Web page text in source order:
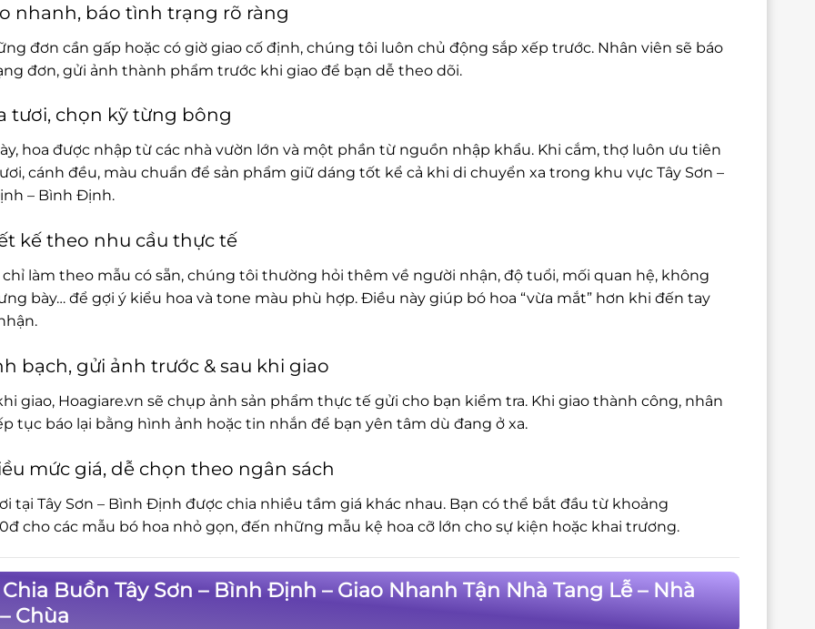
nhanh, báo tình trạng rõ ràng
đơn cần gấp hoặc có giờ giao cố định, chúng tôi luôn chủ động sắp xếp trước. Nhân viên sẽ báo
đơn, gửi ảnh thành phẩm trước khi giao để bạn dễ theo dõi.
tươi, chọn kỹ từng bông
hoa được nhập từ các nhà vườn lớn và một phần từ nguồn nhập khẩu. Khi cắm, thợ luôn ưu tiên
cánh đều, màu chuẩn để sản phẩm giữ dáng tốt kể cả khi di chuyển xa trong khu vực Tây Sơn –
– Bình Định.
kế theo nhu cầu thực tế
làm theo mẫu có sẵn, chúng tôi thường hỏi thêm về người nhận, độ tuổi, mối quan hệ, không
bày… để gợi ý kiểu hoa và tone màu phù hợp. Điều này giúp bó hoa “vừa mắt” hơn khi đến tay
bạch, gửi ảnh trước & sau khi giao
giao, Hoagiare.vn sẽ chụp ảnh sản phẩm thực tế gửi cho bạn kiểm tra. Khi giao thành công, nhân
tục báo lại bằng hình ảnh hoặc tin nhắn để bạn yên tâm dù đang ở xa.
mức giá, dễ chọn theo ngân sách
tại Tây Sơn – Bình Định được chia nhiều tầm giá khác nhau. Bạn có thể bắt đầu từ khoảng
cho các mẫu bó hoa nhỏ gọn, đến những mẫu kệ hoa cỡ lớn cho sự kiện hoặc khai trương.
Buồn Tây Sơn – Bình Định – Giao Nhanh Tận Nhà Tang Lễ – Nhà
Chùa